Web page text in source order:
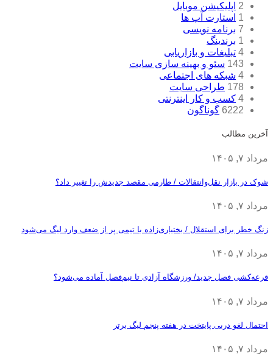
2 اپلیکیشن موبایل
1 استارت آپ ها
7 برنامه نویسی
1 برندینگ
4 تبلیغات و بازاریابی
143 سئو و بهینه سازی سایت
4 شبکه های اجتماعی
178 طراحی سایت
4 کسب و کار اینترنتی
6222 گوناگون
آخرین مطالب
مرداد ۷, ۱۴۰۵
شوک در بازار نقل‌وانتقالات / طارمی مقصد جدیدش را تغییر داد؟
مرداد ۷, ۱۴۰۵
زنگ خطر برای استقلال / بختیاری‌زاده با تیمی پر از ضعف وارد لیگ می‌شود
مرداد ۷, ۱۴۰۵
قرعه‎‌کشی فصل جدید/ ورزشگاه آزادی تا نیم‌فصل آماده می‌شود؟
مرداد ۷, ۱۴۰۵
احتمال لغو دربی پایتخت در هفته پنجم لیگ برتر
مرداد ۷, ۱۴۰۵